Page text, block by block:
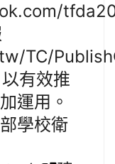
TC/
有效推
運用。
學校衛